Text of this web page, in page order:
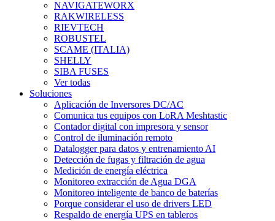
NAVIGATEWORX
RAKWIRELESS
RIEVTECH
ROBUSTEL
SCAME (ITALIA)
SHELLY
SIBA FUSES
Ver todas
Soluciones
Aplicación de Inversores DC/AC
Comunica tus equipos con LoRA Meshtastic
Contador digital con impresora y sensor
Control de iluminación remoto
Datalogger para datos y entrenamiento AI
Detección de fugas y filtración de agua
Medición de energía eléctrica
Monitoreo extracción de Agua DGA
Monitoreo inteligente de banco de baterías
Porque considerar el uso de drivers LED
Respaldo de energía UPS en tableros